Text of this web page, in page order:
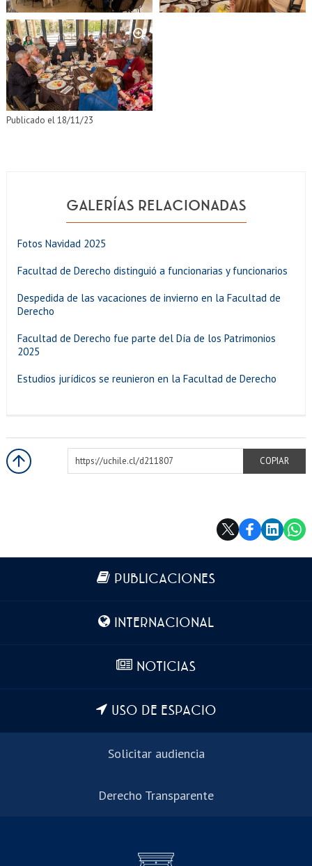
Zoom
Publicado el 18/11/23
GALERÍAS RELACIONADAS
Fotos Navidad 2025
Facultad de Derecho distinguió a funcionarias y funcionarios
Despedida de las vacaciones de invierno en la Facultad de
Derecho
Facultad de Derecho fue parte del Día de los Patrimonios
2025
Estudios jurídicos se reunieron en la Facultad de Derecho
https://uchile.cl/d211807
COPIAR
Más información
PUBLICACIONES
INTERNACIONAL
NOTICIAS
USO DE ESPACIO
Solicitar audiencia
Derecho Transparente